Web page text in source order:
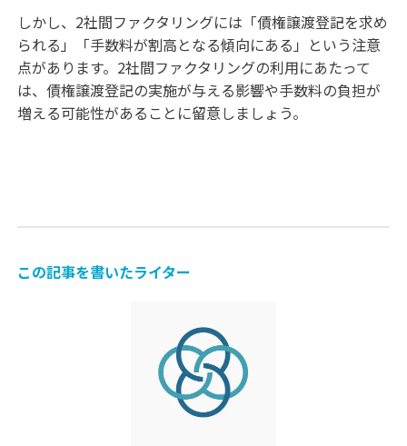
しかし、2社間ファクタリングには「債権譲渡登記を求め
られる」「手数料が割高となる傾向にある」という注意
点があります。2社間ファクタリングの利用にあたって
は、債権譲渡登記の実施が与える影響や手数料の負担が
増える可能性があることに留意しましょう。
この記事を書いたライター